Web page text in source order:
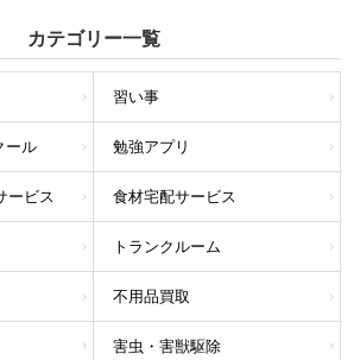
カテゴリー一覧
習い事
ール 勉強アプリ
ービス 食材宅配サービス
トランクルーム
不用品買取
害虫・害獣駆除